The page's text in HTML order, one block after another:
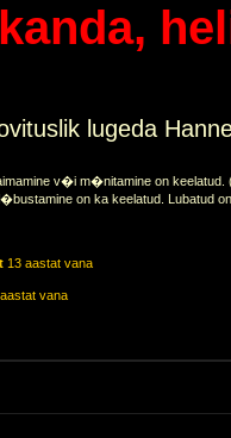
lugeda
v�i m�nitamine on keelatud.
on ka keelatud. Lubatud
13 aastat vana
vana